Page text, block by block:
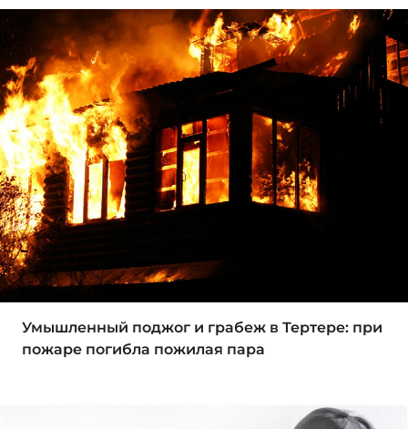
Умышленный поджог и грабеж в Тертере: при
пожаре погибла пожилая пара